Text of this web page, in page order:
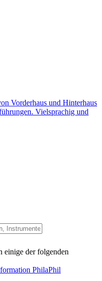
Vorderhaus und Hinterhaus
Vielsprachig und
einige der folgenden
PhilaPhil